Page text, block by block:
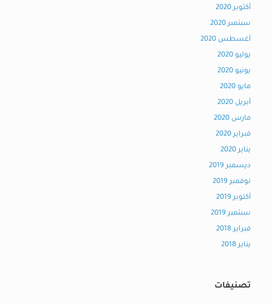
أكتوبر 2020
سبتمبر 2020
أغسطس 2020
يوليو 2020
يونيو 2020
مايو 2020
أبريل 2020
مارس 2020
فبراير 2020
يناير 2020
ديسمبر 2019
نوفمبر 2019
أكتوبر 2019
سبتمبر 2019
فبراير 2018
يناير 2018
تصنيفات